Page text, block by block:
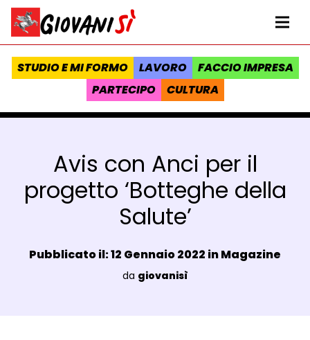
Vai al contenuto
Homepage Giovanisì - Progetto della Regione Toscana
STUDIO E MI FORMO LAVORO
FACCIO IMPRESA
PARTECIPO
CULTURA
Avis con Anci per il
progetto ‘Botteghe della
Salute’
Data e ora:
Pubblicato il: 12 Gennaio 2022 inMagazine
Luogo:
da giovanisì